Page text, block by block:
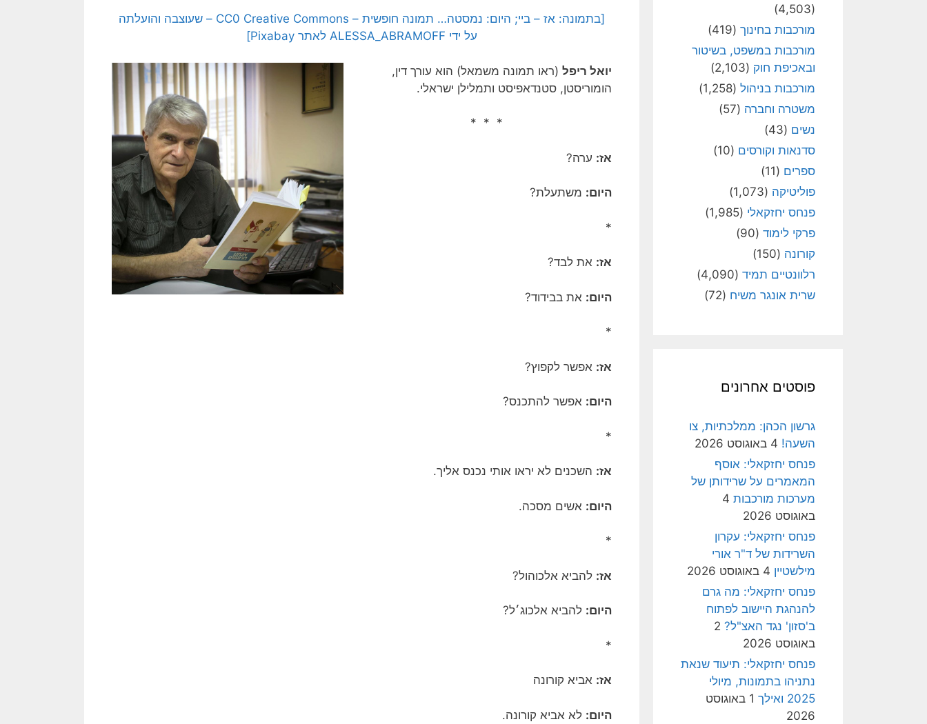
[בתמונה: אז – ביי; היום: נמסטה… תמונה חופשית – CC0 Creative Commons – שעוצבה והועלתה
על ידי ALESSA_ABRAMOFF לאתר Pixabay]
יואל ריפל (ראו תמונה משמאל) הוא עורך דין,
הומוריסטן, סטנדאפיסט ותמלילן ישראלי.
* * *
אז: ערה?
היום: משתעלת?
*
אז: את לבד?
היום: את בבידוד?
*
אז: אפשר לקפוץ?
היום: אפשר להתכנס?
*
אז: השכנים לא יראו אותי נכנס אליך.
היום: אשים מסכה.
*
אז: להביא אלכוהול?
היום: להביא אלכוג׳ל?
*
אז: אביא קורונה
היום: לא אביא קורונה.
(4,503)
מורכבות בחינוך (419)
מורכבות במשפט, בשיטור
ובאכיפת חוק (2,103)
מורכבות בניהול (1,258)
משטרה וחברה (57)
נשים (43)
סדנאות וקורסים (10)
ספרים (11)
פוליטיקה (1,073)
פנחס יחזקאלי (1,985)
פרקי לימוד (90)
קורונה (150)
רלוונטיים תמיד (4,090)
שרית אונגר משיח (72)
פוסטים אחרונים
גרשון הכהן: ממלכתיות, צו
השעה! 4 באוגוסט 2026
פנחס יחזקאלי: אוסף
המאמרים על שרידותן של
מערכות מורכבות 4
באוגוסט 2026
פנחס יחזקאלי: עקרון
השרידות של ד"ר אורי
מילשטיין 4 באוגוסט 2026
פנחס יחזקאלי: מה גרם
להנהגת היישוב לפתוח
ב'סזון' נגד האצ"ל? 2
באוגוסט 2026
פנחס יחזקאלי: תיעוד שנאת
נתניהו בתמונות, מיולי
2025 ואילך
1 באוגוסט
2026